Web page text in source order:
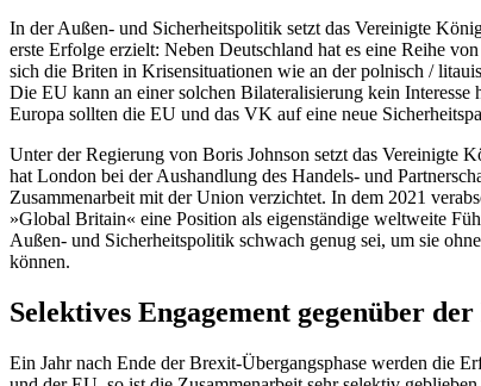
In der Außen- und Sicherheitspolitik setzt das Vereinigte
erste Erfolge erzielt: Neben Deutschland hat es eine Reihe
sich die Briten in Krisensituationen wie an der polnisch /
Die EU kann an einer solchen Bilateralisierung kein
Europa sollten die EU und das VK auf eine neue
Unter der Regierung von Boris Johnson setzt das Vereinigte
hat London bei der Aushandlung des Handels- und
Zusammenarbeit mit der Union verzichtet. In dem 2021
»Global Britain« eine Posi­tion als eigenständige weltweite
Außen- und Sicherheitspolitik schwach genug sei, um sie
können.
Selektives Engagement gegenüber
Ein Jahr nach Ende der Brexit-Übergangs­phase werden die